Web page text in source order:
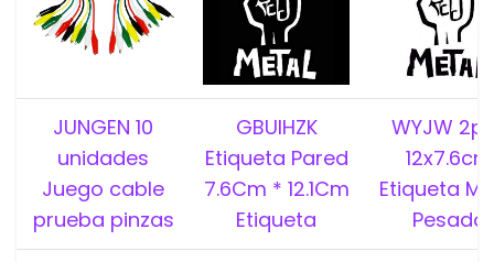
JUNGEN 10
unidades
Juego cable
prueba pinzas
GBUIHZK
Etiqueta Pared
7.6Cm * 12.1Cm
Etiqueta
WYJW
12x7.6cm
Etiqueta
Pesado